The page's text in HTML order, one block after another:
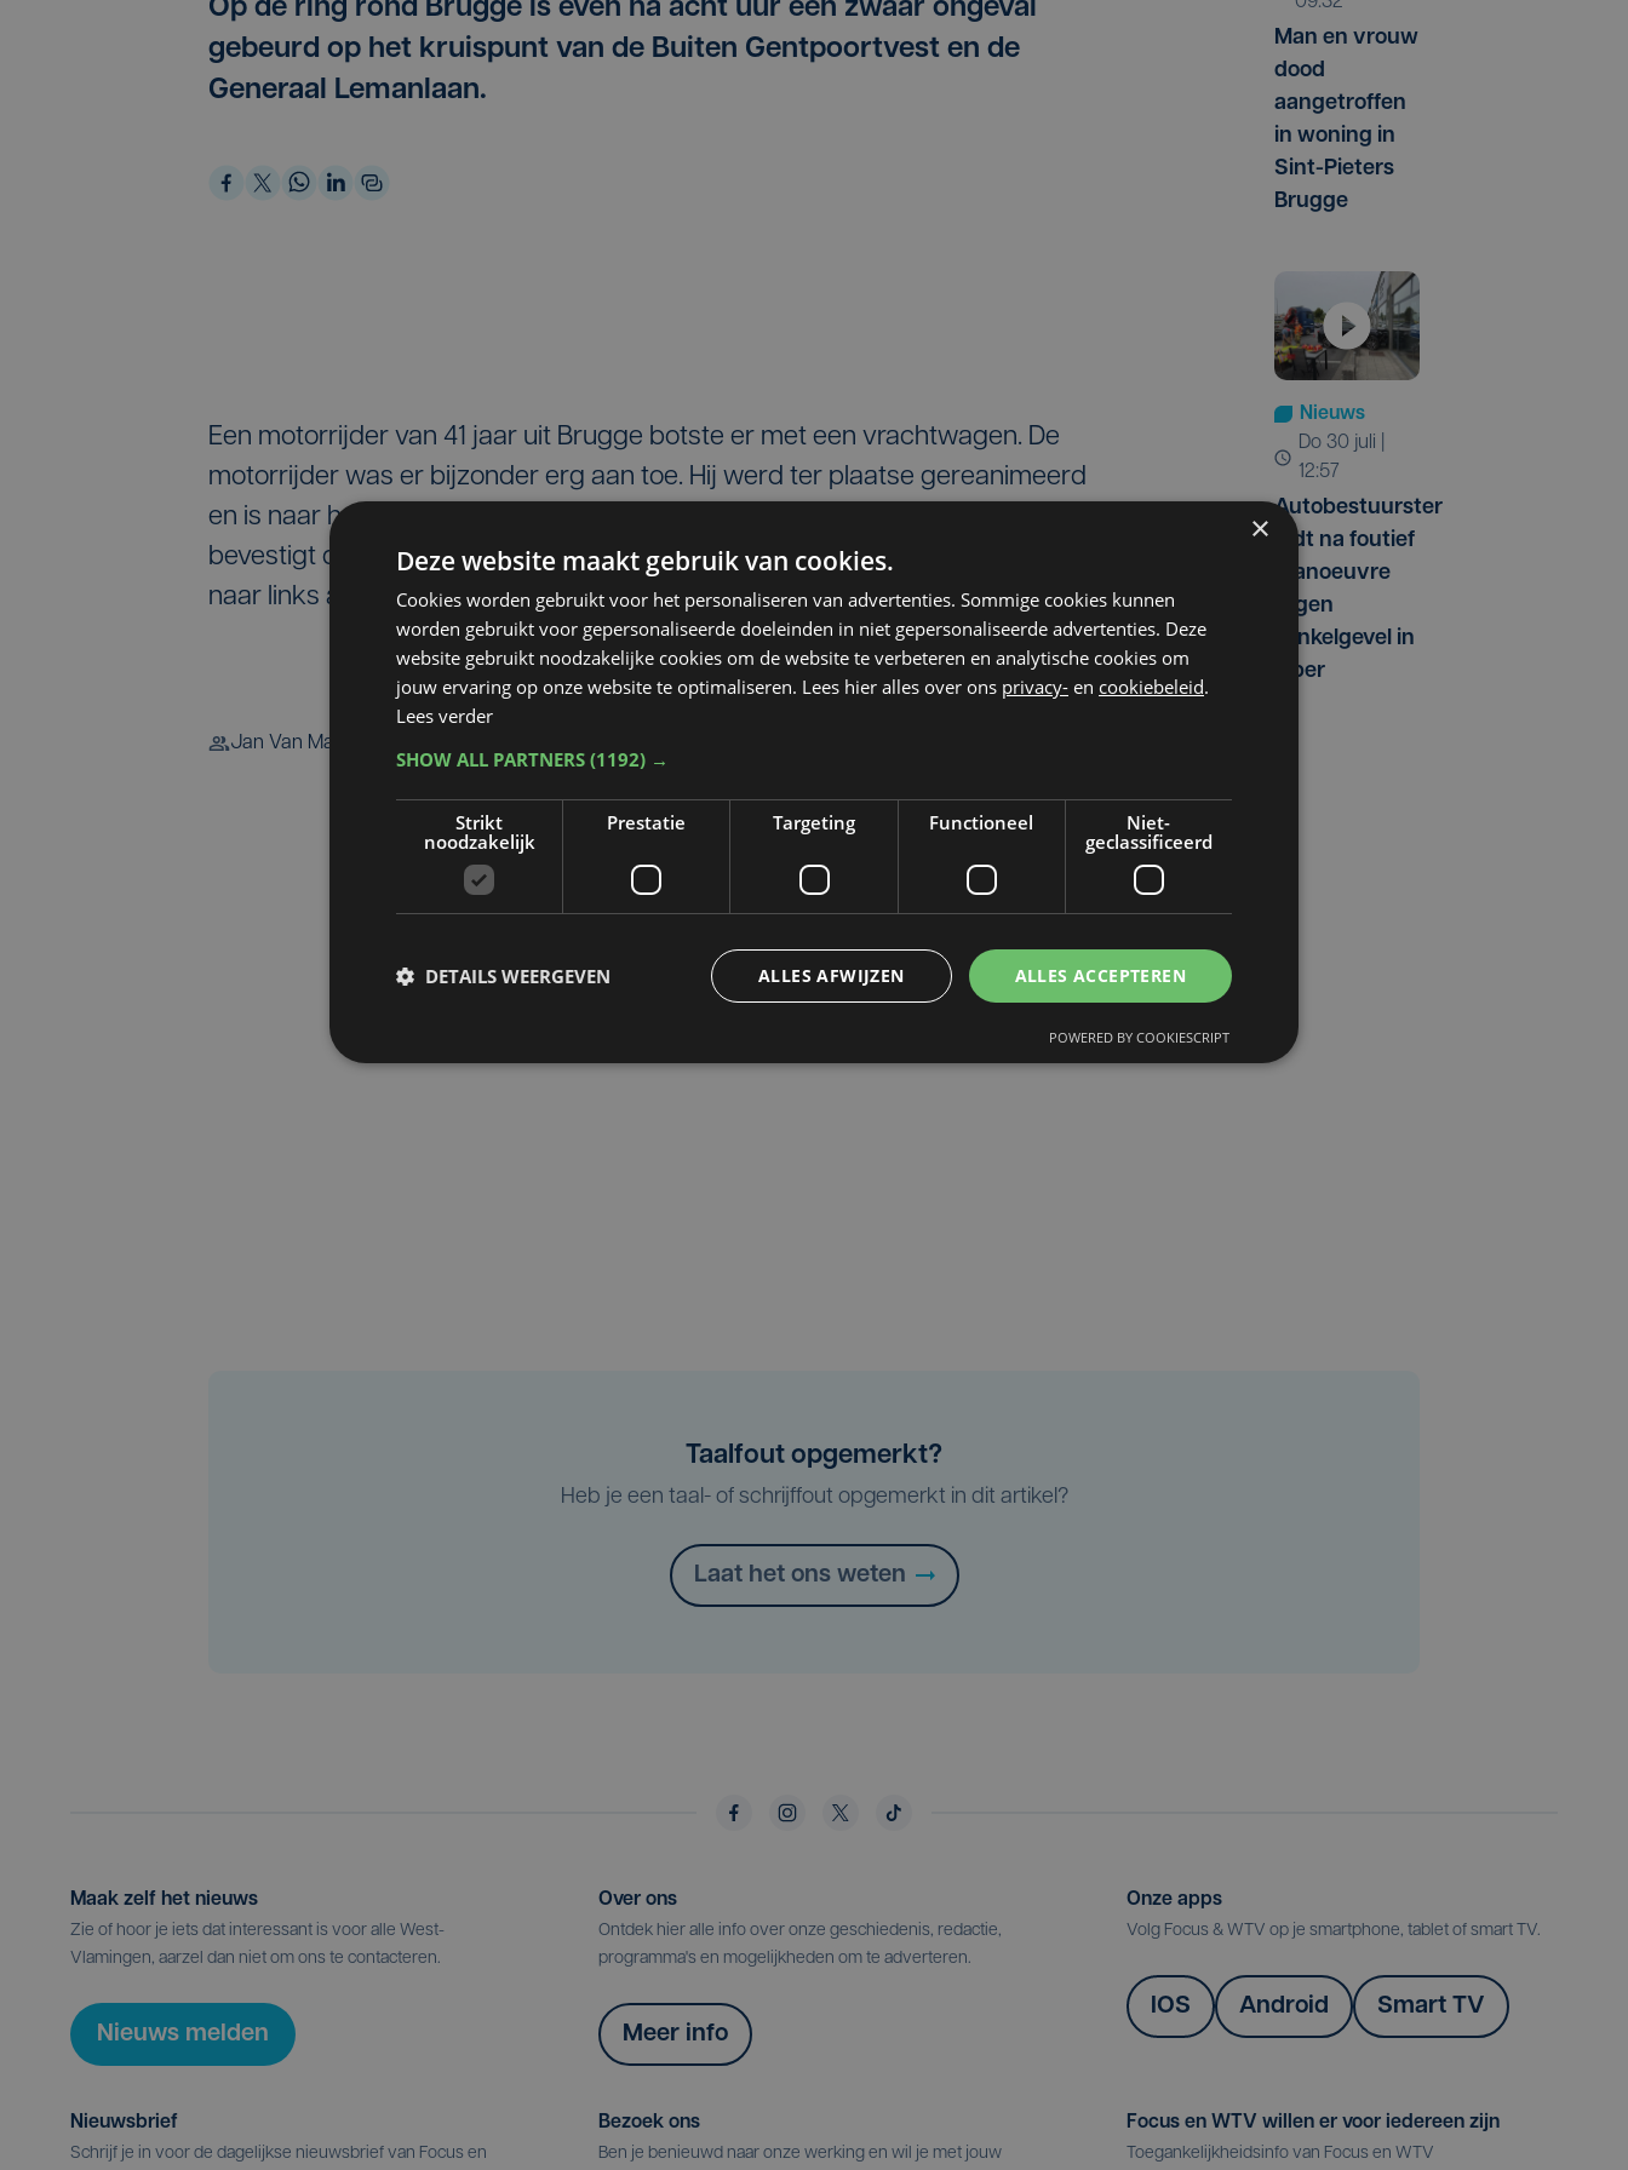
Op de ring rond Brugge is even na acht uur een zwaar ongeval
gebeurd op het kruispunt van de Buiten Gentpoortvest en de
Generaal Lemanlaan.
Een motorrijder van 41 jaar uit Brugge botste er met een vrachtwagen. De
motorrijder was er bijzonder erg aan toe. Hij werd ter plaatse gereanimeerd
en is naar het ziekenhuis gebracht. Maar daar is hij intussen overleden. Dat
bevestigt de politie. Het slachtoffer botste frontaal op een vrachtwagen die
naar links afsloeg, waar dat niet mocht.
Jan Van Maele
Man en vrouw
dood
aangetroffen
in woning in
Sint-Pieters
Brugge
Nieuws
do 30 juli |
12:57
Autobestuurster
rijdt na foutief
manoeuvre
tegen
winkelgevel in
Ieper
Taalfout opgemerkt?
Heb je een taal- of schrijffout opgemerkt in dit artikel?
Laat het ons weten
Maak zelf het nieuws
Zie of hoor je iets dat interessant is voor alle West-
Vlamingen, aarzel dan niet om ons te contacteren.
Nieuws melden
Over ons
Ontdek hier alle info over onze geschiedenis, redactie,
programma's en mogelijkheden om te adverteren.
Meer info
Onze apps
Volg Focus & WTV op je smartphone, tablet of smart TV.
IOS Android Smart TV
Nieuwsbrief
Schrijf je in voor de dagelijkse nieuwsbrief van Focus en
Bezoek ons
Ben je benieuwd naar onze werking en wil je met jouw
Focus en WTV willen er voor iedereen zijn
Toegankelijkheidsinfo van Focus en WTV
×
Deze website maakt gebruik van cookies.
Cookies worden gebruikt voor het personaliseren van advertenties. Sommige cookies kunnen
worden gebruikt voor gepersonaliseerde doeleinden in niet gepersonaliseerde advertenties. Deze
website gebruikt noodzakelijke cookies om de website te verbeteren en analytische cookies om
jouw ervaring op onze website te optimaliseren. Lees hier alles over ons privacy- en cookiebeleid.
Lees verder
SHOW ALL PARTNERS (1192) →
Strikt
noodzakelijk
Prestatie Targeting Functioneel
Niet-
geclassificeerd
ALLES ACCEPTEREN
ALLES AFWIJZEN
DETAILS WEERGEVEN
POWERED BY COOKIESCRIPT